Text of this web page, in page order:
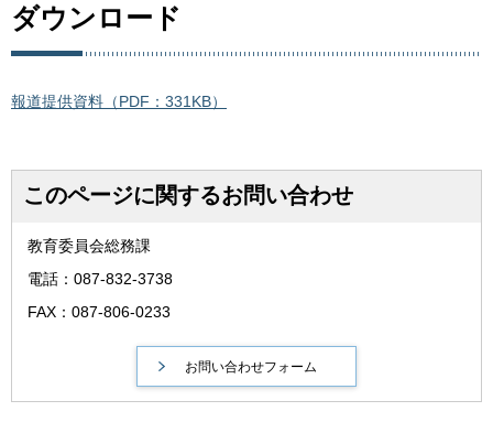
ダウンロード
報道提供資料（PDF：331KB）
このページに関するお問い合わせ
教育委員会総務課
電話：087-832-3738
FAX：087-806-0233